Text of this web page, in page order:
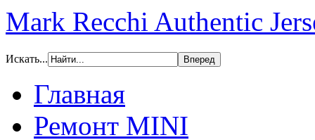
Mark Recchi Authentic
Искать...
Главная
Ремонт MINI